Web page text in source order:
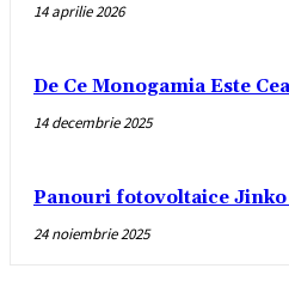
14 aprilie 2026
De Ce Monogamia Este
14 decembrie 2025
Panouri fotovoltaice
24 noiembrie 2025